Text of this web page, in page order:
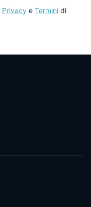
Privacy e Termini di